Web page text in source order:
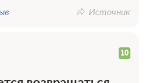
Источник
10